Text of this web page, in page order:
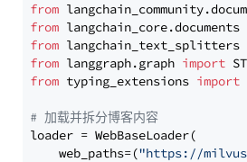
from
from langchain_core.documents
from langchain_text_splitters
from langgraph.graph import
from typing_extensions import
# 加载并拆分博客内容
loader = WebBaseLoader(
    web_paths=(
"https://